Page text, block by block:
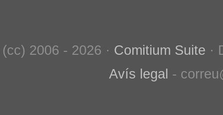
(cc) 2006 - 2026 · Comitium Suite ·
Avís legal -